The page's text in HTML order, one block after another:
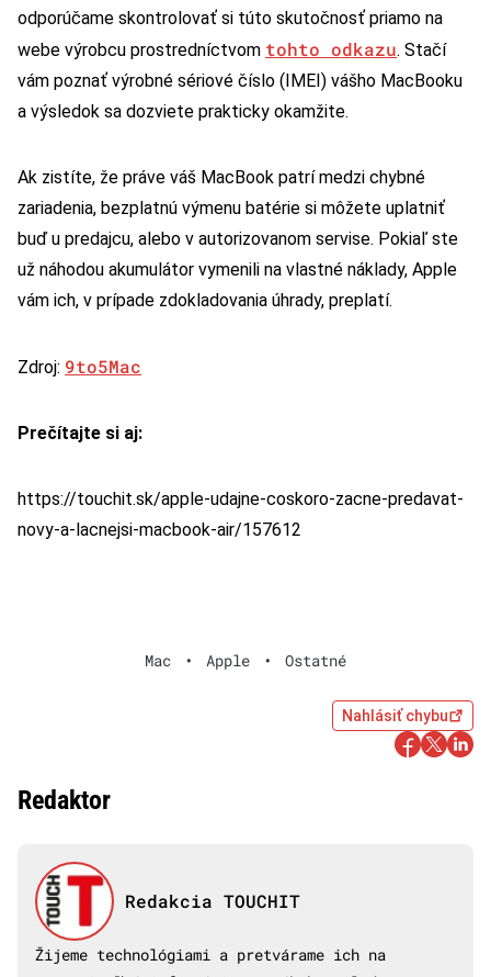
odporúčame skontrolovať si túto skutočnosť priamo na
webe výrobcu prostredníctvom tohto odkazu. Stačí
vám poznať výrobné sériové číslo (IMEI) vášho MacBooku
a výsledok sa dozviete prakticky okamžite.
Ak zistíte, že práve váš MacBook patrí medzi chybné
zariadenia, bezplatnú výmenu batérie si môžete uplatniť
buď u predajcu, alebo v autorizovanom servise. Pokiaľ ste
už náhodou akumulátor vymenili na vlastné náklady, Apple
vám ich, v prípade zdokladovania úhrady, preplatí.
Zdroj: 9to5Mac
Prečítajte si aj:
https://touchit.sk/apple-udajne-coskoro-zacne-predavat-
novy-a-lacnejsi-macbook-air/157612
Mac • Apple • Ostatné
Nahlásiť chybu
Redaktor
Redakcia TOUCHIT
Žijeme technológiami a pretvárame ich na